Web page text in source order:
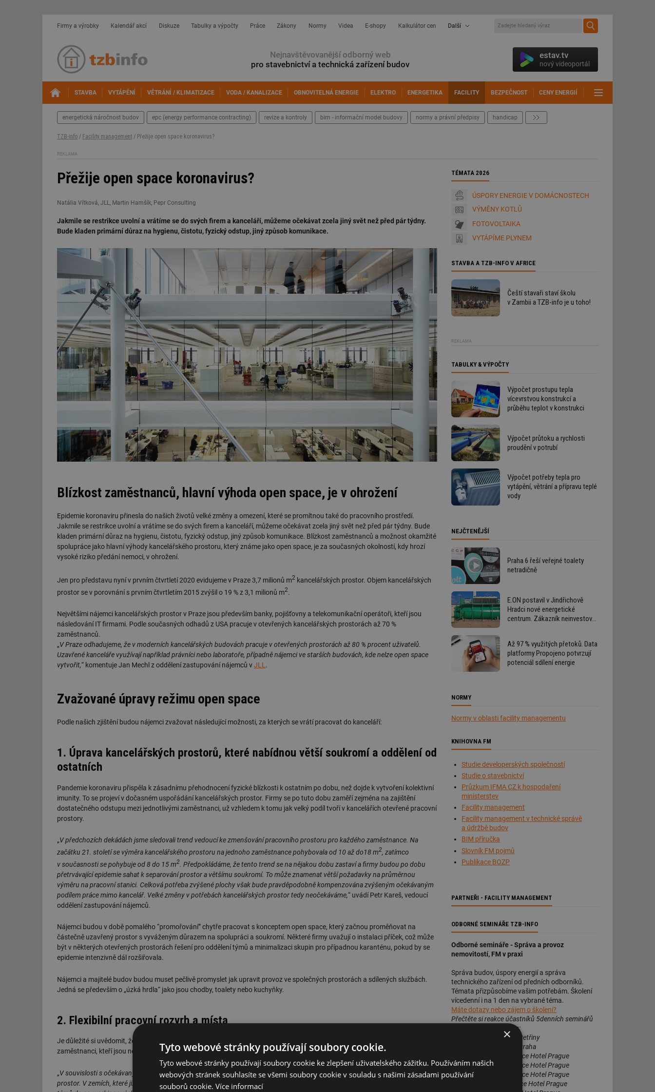
Firmy a výrobky Kalendář akcí Diskuze Tabulky a výpočty Práce Zákony Normy Videa E-shopy Kalkulátor cen Další
Nejnavštěvovanější odborný web
pro stavebnictví a technická zařízení budov
estav.tv
nový videoportál
STAVBA VYTÁPĚNÍ VĚTRÁNÍ / KLIMATIZACE VODA / KANALIZACE OBNOVITELNÁ ENERGIE ELEKTRO ENERGETIKA FACILITY BEZPEČNOST CENY ENERGIÍ
energetická náročnost budov epc (energy performance contracting) revize a kontroly bim - informační model budovy normy a právní předpisy handicap
TZB-info / Facility management / Přežije open space koronavirus?
REKLAMA
Přežije open space koronavirus?
Natália Vítková, JLL, Martin Hamšík, Pepr Consulting
Jakmile se restrikce uvolní a vrátíme se do svých firem a kanceláří, můžeme očekávat zcela jiný svět než před pár týdny.
Bude kladen primární důraz na hygienu, čistotu, fyzický odstup, jiný způsob komunikace.
Blízkost zaměstnanců, hlavní výhoda open space, je v ohrožení
Epidemie koronaviru přinesla do našich životů velké změny a omezení, které se promítnou také do pracovního prostředí.
Jakmile se restrikce uvolní a vrátíme se do svých firem a kanceláří, můžeme očekávat zcela jiný svět než před pár týdny. Bude
kladen primární důraz na hygienu, čistotu, fyzický odstup, jiný způsob komunikace. Blízkost zaměstnanců a možnost okamžité
spolupráce jako hlavní výhody kancelářského prostoru, který známe jako open space, je za současných okolností, kdy hrozí
vysoké riziko předání nemoci, v ohrožení.
Jen pro představu nyní v prvním čtvrtletí 2020 evidujeme v Praze 3,7 milionů m2 kancelářských prostor. Objem kancelářských
prostor se v porovnání s prvním čtvrtletím 2015 zvýšil o 19 % z 3,1 milionů m2.
Největšími nájemci kancelářských prostor v Praze jsou především banky, pojišťovny a telekomunikační operátoři, kteří jsou
následování IT firmami. Podle současných odhadů z USA pracuje v otevřených kancelářských prostorách až 70 %
zaměstnanců.
„V Praze odhadujeme, že v moderních kancelářských budovách pracuje v otevřených prostorách až 80 % procent uživatelů.
Uzavřené kanceláře využívají například právníci nebo laboratoře, případně nájemci ve starších budovách, kde nelze open space
vytvořit,“ komentuje Jan Mechl z oddělení zastupování nájemců vJLL.
Zvažované úpravy režimu open space
Podle našich zjištění budou nájemci zvažovat následující možnosti, za kterých se vrátí pracovat do kanceláří:
1. Úprava kancelářských prostorů, které nabídnou větší soukromí a oddělení od
ostatních
Pandemie koronaviru přispěla k zásadnímu přehodnocení fyzické blízkosti k ostatním po dobu, než dojde k vytvoření kolektivní
imunity. To se projeví v dočasném uspořádání kancelářských prostor. Firmy se po tuto dobu zaměří zejména na zajištění
dostatečného odstupu mezi jednotlivými zaměstnanci, už vzhledem k tomu jak velký podíl tvoří v kancelářích otevřené pracovní
prostory.
„V předchozích dekádách jsme sledovali trend vedoucí ke zmenšování pracovního prostoru pro každého zaměstnance. Na
začátku 21. století se výměra kancelářského prostoru na jednoho zaměstnance pohybovala od 10 až do18 m2, zatímco
v současnosti se pohybuje od 8 do 15 m2. Předpokládáme, že tento trend se na nějakou dobu zastaví a firmy budou po dobu
přetrvávající epidemie sahat k separování prostor a většímu soukromí. To může znamenat větší požadavky na průměrnou
výměru na pracovní stanici. Celková potřeba zvýšené plochy však bude pravděpodobně kompenzována zvýšeným očekávaným
podílem práce mimo kancelář. Velké změny v potřebách kancelářských prostor tedy neočekáváme,“ uvádí Petr Kareš, vedoucí
oddělení zastupování nájemců.
Nájemci budou v době pomalého “promořování” chytře pracovat s konceptem open space, který začnou proměňovat na
částečně uzavřený prostor s vyváženým důrazem na spolupráci a soukromí. Některé firmy uvažují o instalaci příček, což může
být v některých otevřených prostorách řešení pro oddělení týmů a minimalizaci skupin pro případnou karanténu, pokud by se
epidemie intenzivně dál rozšiřovala.
Nájemci a majitelé budov budou muset pečlivě promyslet jak upravit provoz ve společných prostorách a sdílených službách.
Jedná se především o „úzká hrdla“ jako jsou chodby, toalety nebo kuchyňky.
2. Flexibilní pracovní rozvrh a místa
Je důležité si uvědomit, že návrat do kanceláří bude z mnoha důvodů spíše postupný než okamžitý. V první vlně se vrátí
zaměstnanci, kteří jsou nepostradatelní pro zajištění chodu firmy, zbývající část pak bude následovat v několika vlnách.
„V souvislosti s očekávaným uvolněním omezení a návratu do práce se objevuje nutnost oddělení týmů v rámci stávajících
prostor. V zemích, které již prošly nouzovým stavem a jsou ve fázi uvolnění omezení, jsme zaznamenali trend přesunu některých
TÉMATA 2026
ÚSPORY ENERGIE V DOMÁCNOSTECH
VÝMĚNY KOTLŮ
FOTOVOLTAIKA
VYTÁPÍME PLYNEM
STAVBA A TZB-INFO V AFRICE
Čeští stavaři staví školu
v Zambii a TZB-info je u toho!
REKLAMA
TABULKY & VÝPOČTY
Výpočet prostupu tepla
vícevrstvou konstrukcí a
průběhu teplot v konstrukci
Výpočet průtoku a rychlosti
proudění v potrubí
Výpočet potřeby tepla pro
vytápění, větrání a přípravu teplé
vody
NEJČTENĚJŠÍ
Praha 6 řeší veřejné toalety
netradičně
E.ON postavil v Jindřichově
Hradci nové energetické
centrum. Zákazník neinvestoval
Až 97 % využitých přetoků. Data
platformy Propojeno potvrzují
potenciál sdílení energie
NORMY
Normy v oblasti facility managementu
KNIHOVNA FM
Studie developerských společností
Studie o stavebnictví
Průzkum IFMA CZ k hospodaření
ministerstev
Facility management
Facility management v technické správě
a údržbě budov
BIM příručka
Slovník FM pojmů
Publikace BOZP
PARTNEŘI - FACILITY MANAGEMENT
ODBORNÉ SEMINÁŘE TZB-INFO
Odborné semináře - Správa a provoz
nemovitostí, FM v praxi
Správa budov, úspory energií a správa
technického zařízení od předních odborníků.
Témata přizpůsobíme vašim potřebám. Školení
vícedenní i na 1 den na vybrané téma.
Máte dotazy nebo zájem o školení?
Přečtěte si reakce účastníků 5denních seminářů
3+ 2 dny s certifikátem:
: Praha 6 Petřiny
: Hotel Golf, Praha
: Aquapalace Hotel Prague
Podzim 2015: Aquapalace Hotel Prague
Podzim 2016
: Aquapalace Hotel Prague
: Aquapalace Hotel Prague
×
Tyto webové stránky používají soubory cookie.
Tyto webové stránky používají soubory cookie ke zlepšení uživatelského zážitku. Používáním našich
webových stránek souhlasíte se všemi soubory cookie v souladu s našimi zásadami používání
souborů cookie. Více informací